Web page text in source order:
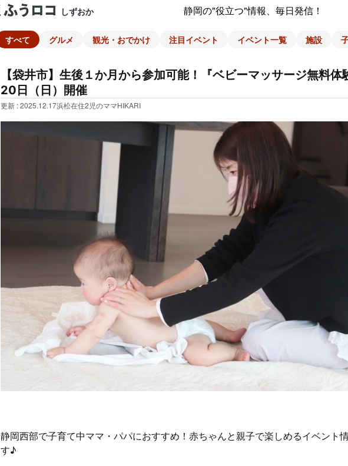
しずおか 静岡の"役立つ"情報、毎日発信！
すべて グルメ 観光・おでかけ 注目イベント イベント一覧 施設
【袋井市】生後１か月から参加可能！『ベビーマッサージ無料体
20日（日）開催
更新 : 2025.12.17浜松在住2児のママHIKARI
静岡西部で子育て中ママ・パパにおすすめ！赤ちゃんと親子で楽しめるイベント
す♪